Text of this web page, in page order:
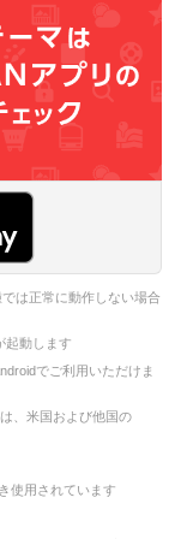
は正常に動作しない場合
起動します
でご利用いただけま
、米国および他国の
使用されています